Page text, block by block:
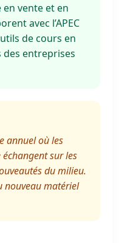
vente et en
avec l’APEC
de cours en
entreprises
annuel où les
sur les
du milieu.
nouveau matériel